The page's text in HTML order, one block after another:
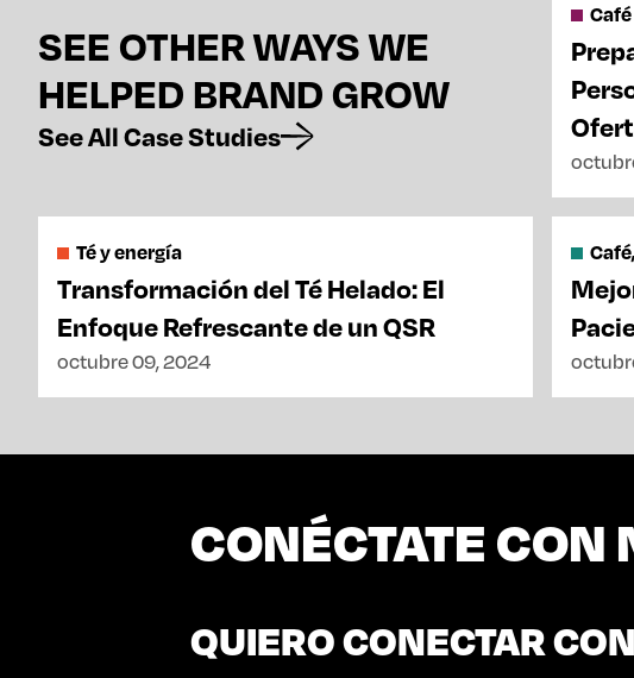
SEE OTHER WAYS WE
HELPED BRAND GROW
See All Case Studies
Café
Té y energía
Transformación del Té Helado: El
Enfoque Refrescante de un QSR
octubre 09, 2024
CONÉCTATE CON
QUIERO CONECTAR